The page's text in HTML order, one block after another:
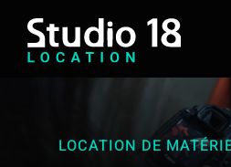
Passer
Caméras
LOCATION DE